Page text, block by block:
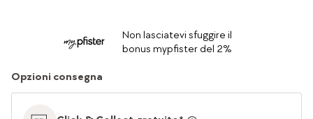
Non lasciatevi sfuggire il
bonus mypfister del 2%
Opzioni consegna